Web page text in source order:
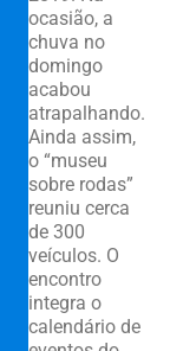
ocasião, a
chuva no
domingo
acabou
atrapalhando.
Ainda assim,
o “museu
sobre rodas”
reuniu cerca
de 300
veículos. O
encontro
integra o
calendário de